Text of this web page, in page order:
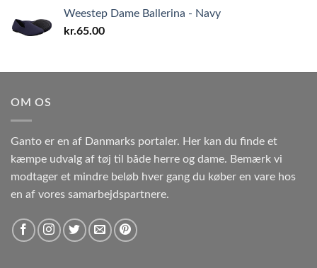
Weestep Dame Ballerina - Navy
kr.65.00
OM OS
Ganto er en af Danmarks portaler. Her kan du finde et
kæmpe udvalg af tøj til både herre og dame. Bemærk vi
modtager et mindre beløb hver gang du køber en vare hos
en af vores samarbejdspartnere.